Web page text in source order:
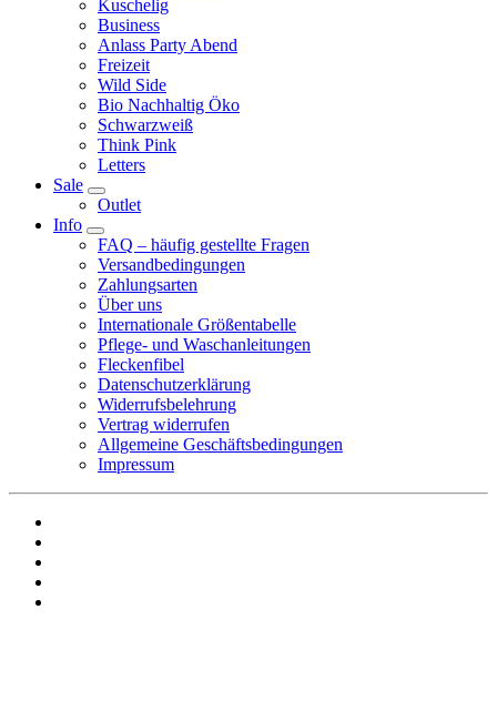
Kuschelig
Business
Anlass Party Abend
Freizeit
Wild Side
Bio Nachhaltig Öko
Schwarzweiß
Think Pink
Letters
Sale
Outlet
Info
FAQ – häufig gestellte Fragen
Versandbedingungen
Zahlungsarten
Über uns
Internationale Größentabelle
Pflege- und Waschanleitungen
Fleckenfibel
Datenschutzerklärung
Widerrufsbelehrung
Vertrag widerrufen
Allgemeine Geschäftsbedingungen
Impressum